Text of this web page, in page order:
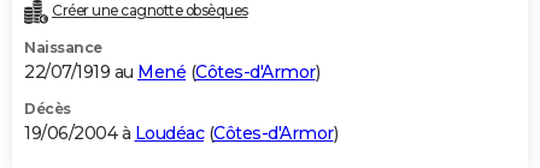
Créer une cagnotte obsèques
Naissance
22/07/1919 au Mené (Côtes-d'Armor)
Décès
19/06/2004 à Loudéac(Côtes-d'Armor)